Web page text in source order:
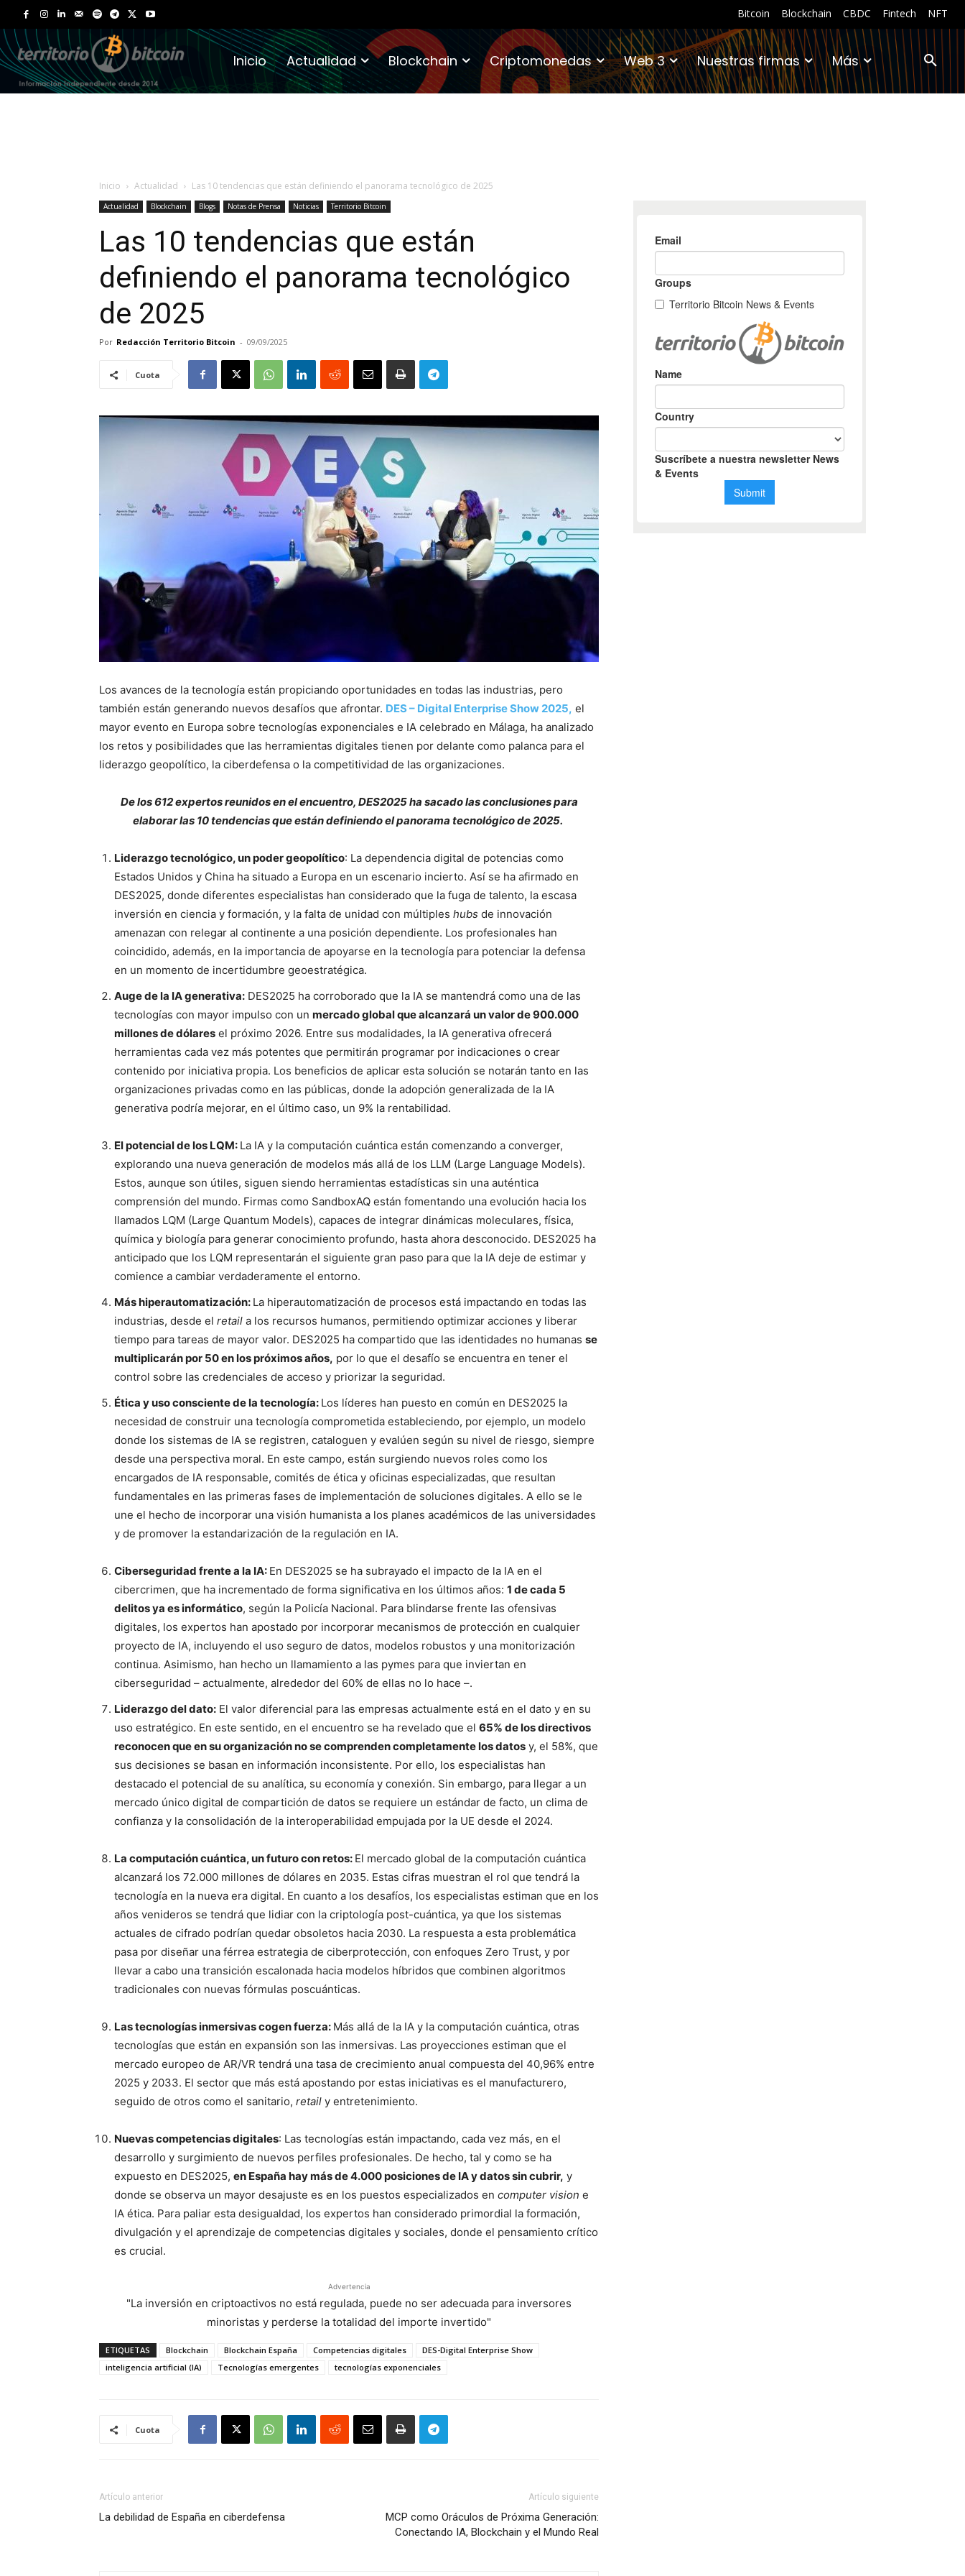
Bitcoin Blockchain CBDC Fintech NFT
Inicio Actualidad Blockchain Criptomonedas Web 3 Nuestras firmas Más
Inicio Actualidad Las 10 tendencias que están definiendo el panorama tecnológico de 2025
Actualidad Blockchain Blogs Notas de Prensa Noticias Territorio Bitcoin
Las 10 tendencias que están
definiendo el panorama tecnológico
de 2025
Por Redacción Territorio Bitcoin - 09/09/2025
Cuota
Los avances de la tecnología están propiciando oportunidades en todas las industrias, pero
también están generando nuevos desafíos que afrontar. DES – Digital Enterprise Show 2025, el
mayor evento en Europa sobre tecnologías exponenciales e IA celebrado en Málaga, ha analizado
los retos y posibilidades que las herramientas digitales tienen por delante como palanca para el
liderazgo geopolítico, la ciberdefensa o la competitividad de las organizaciones.
De los 612 expertos reunidos en el encuentro, DES2025 ha sacado las conclusiones para
elaborar las 10 tendencias que están definiendo el panorama tecnológico de 2025.
Liderazgo tecnológico, un poder geopolítico: La dependencia digital de potencias como
Estados Unidos y China ha situado a Europa en un escenario incierto. Así se ha afirmado en
DES2025, donde diferentes especialistas han considerado que la fuga de talento, la escasa
inversión en ciencia y formación, y la falta de unidad con múltiples hubs de innovación
amenazan con relegar al continente a una posición dependiente. Los profesionales han
coincidido, además, en la importancia de apoyarse en la tecnología para potenciar la defensa
en un momento de incertidumbre geoestratégica.
Auge de la IA generativa: DES2025 ha corroborado que la IA se mantendrá como una de las
tecnologías con mayor impulso con un mercado global que alcanzará un valor de 900.000
millones de dólares el próximo 2026. Entre sus modalidades, la IA generativa ofrecerá
herramientas cada vez más potentes que permitirán programar por indicaciones o crear
contenido por iniciativa propia. Los beneficios de aplicar esta solución se notarán tanto en las
organizaciones privadas como en las públicas, donde la adopción generalizada de la IA
generativa podría mejorar, en el último caso, un 9% la rentabilidad.
El potencial de los LQM: La IA y la computación cuántica están comenzando a converger,
explorando una nueva generación de modelos más allá de los LLM (Large Language Models).
Estos, aunque son útiles, siguen siendo herramientas estadísticas sin una auténtica
comprensión del mundo. Firmas como SandboxAQ están fomentando una evolución hacia los
llamados LQM (Large Quantum Models), capaces de integrar dinámicas moleculares, física,
química y biología para generar conocimiento profundo, hasta ahora desconocido. DES2025 ha
anticipado que los LQM representarán el siguiente gran paso para que la IA deje de estimar y
comience a cambiar verdaderamente el entorno.
Más hiperautomatización: La hiperautomatización de procesos está impactando en todas las
industrias, desde el retail a los recursos humanos, permitiendo optimizar acciones y liberar
tiempo para tareas de mayor valor. DES2025 ha compartido que las identidades no humanas se
multiplicarán por 50 en los próximos años, por lo que el desafío se encuentra en tener el
control sobre las credenciales de acceso y priorizar la seguridad.
Ética y uso consciente de la tecnología: Los líderes han puesto en común en DES2025 la
necesidad de construir una tecnología comprometida estableciendo, por ejemplo, un modelo
donde los sistemas de IA se registren, cataloguen y evalúen según su nivel de riesgo, siempre
desde una perspectiva moral. En este campo, están surgiendo nuevos roles como los
encargados de IA responsable, comités de ética y oficinas especializadas, que resultan
fundamentales en las primeras fases de implementación de soluciones digitales. A ello se le
une el hecho de incorporar una visión humanista a los planes académicos de las universidades
y de promover la estandarización de la regulación en IA.
Ciberseguridad frente a la IA: En DES2025 se ha subrayado el impacto de la IA en el
cibercrimen, que ha incrementado de forma significativa en los últimos años: 1 de cada 5
delitos ya es informático, según la Policía Nacional. Para blindarse frente las ofensivas
digitales, los expertos han apostado por incorporar mecanismos de protección en cualquier
proyecto de IA, incluyendo el uso seguro de datos, modelos robustos y una monitorización
continua. Asimismo, han hecho un llamamiento a las pymes para que inviertan en
ciberseguridad – actualmente, alrededor del 60% de ellas no lo hace –.
Liderazgo del dato: El valor diferencial para las empresas actualmente está en el dato y en su
uso estratégico. En este sentido, en el encuentro se ha revelado que el 65% de los directivos
reconocen que en su organización no se comprenden completamente los datos y, el 58%, que
sus decisiones se basan en información inconsistente. Por ello, los especialistas han
destacado el potencial de su analítica, su economía y conexión. Sin embargo, para llegar a un
mercado único digital de compartición de datos se requiere un estándar de facto, un clima de
confianza y la consolidación de la interoperabilidad empujada por la UE desde el 2024.
La computación cuántica, un futuro con retos: El mercado global de la computación cuántica
alcanzará los 72.000 millones de dólares en 2035. Estas cifras muestran el rol que tendrá la
tecnología en la nueva era digital. En cuanto a los desafíos, los especialistas estiman que en los
años venideros se tendrá que lidiar con la criptología post-cuántica, ya que los sistemas
actuales de cifrado podrían quedar obsoletos hacia 2030. La respuesta a esta problemática
pasa por diseñar una férrea estrategia de ciberprotección, con enfoques Zero Trust, y por
llevar a cabo una transición escalonada hacia modelos híbridos que combinen algoritmos
tradicionales con nuevas fórmulas poscuánticas.
Las tecnologías inmersivas cogen fuerza: Más allá de la IA y la computación cuántica, otras
tecnologías que están en expansión son las inmersivas. Las proyecciones estiman que el
mercado europeo de AR/VR tendrá una tasa de crecimiento anual compuesta del 40,96% entre
2025 y 2033. El sector que más está apostando por estas iniciativas es el manufacturero,
seguido de otros como el sanitario, retail y entretenimiento.
Nuevas competencias digitales: Las tecnologías están impactando, cada vez más, en el
desarrollo y surgimiento de nuevos perfiles profesionales. De hecho, tal y como se ha
expuesto en DES2025, en España hay más de 4.000 posiciones de IA y datos sin cubrir, y
donde se observa un mayor desajuste es en los puestos especializados en computer vision e
IA ética. Para paliar esta desigualdad, los expertos han considerado primordial la formación,
divulgación y el aprendizaje de competencias digitales y sociales, donde el pensamiento crítico
es crucial.
Advertencia
"La inversión en criptoactivos no está regulada, puede no ser adecuada para inversores
minoristas y perderse la totalidad del importe invertido"
ETIQUETAS Blockchain Blockchain España Competencias digitales
DES-Digital Enterprise Show
inteligencia artificial (IA)
Tecnologías emergentes tecnologías exponenciales
Cuota
Artículo anterior
La debilidad de España en ciberdefensa
Artículo siguiente
MCP como Oráculos de Próxima Generación:
Conectando IA, Blockchain y el Mundo Real